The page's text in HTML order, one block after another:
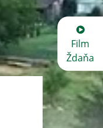
Film
Ždaňa